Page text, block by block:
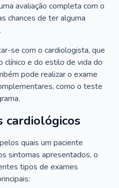
avaliação completa com o
chances de ter alguma
se com o cardiologista, que
clínico e do estilo de vida do
pode realizar o exame
como o teste
cardiológicos
quais um paciente
sintomas apresentados, o
tipos de exames